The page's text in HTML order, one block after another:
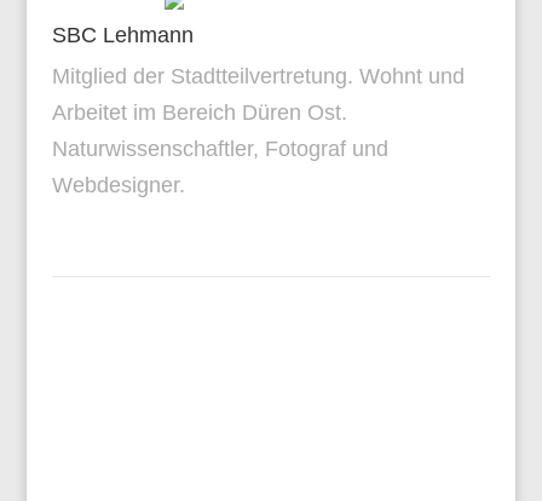
SBC Lehmann
Mitglied der Stadtteilvertretung. Wohnt und
Arbeitet im Bereich Düren Ost.
Naturwissenschaftler, Fotograf und
Webdesigner.